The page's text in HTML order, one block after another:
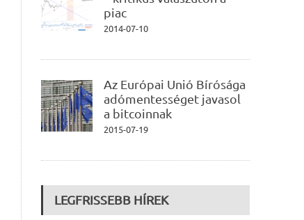
piac
2014-07-10
Az Európai Unió Bírósága
adómentességet javasol
a bitcoinnak
2015-07-19
LEGFRISSEBB HÍREK